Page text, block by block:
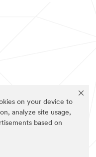
on your device to
analyze site usage,
based on